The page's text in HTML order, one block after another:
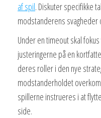
af spil. Diskuter specifikke
modstanderens
Under en timeout skal
justeringerne på en
deres roller i den nye
modstanderholdet
spillerne instrueres i at
side.